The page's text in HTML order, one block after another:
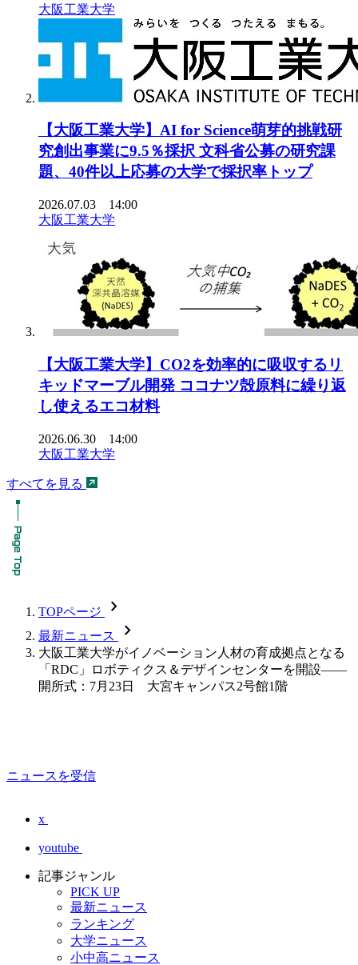
大阪工業大学
【大阪工業大学】AI for Science萌芽的挑戦研
究創出事業に9.5％採択 文科省公募の研究課
題、40件以上応募の大学で採択率トップ
2026.07.03 14:00
大阪工業大学
【大阪工業大学】CO2を効率的に吸収するリ
キッドマーブル開発 ココナツ殻原料に繰り返
し使えるエコ材料
2026.06.30 14:00
大阪工業大学
すべてを見る
TOPページ chevron_forward
最新ニュース chevron_forward
大阪工業大学がイノベーション人材の育成拠点となる
「RDC」ロボティクス＆デザインセンターを開設――
開所式：7月23日 大宮キャンパス2号館1階
ニュースを受信
x
youtube
記事ジャンル
PICK UP
最新ニュース
ランキング
大学ニュース
小中高ニュース